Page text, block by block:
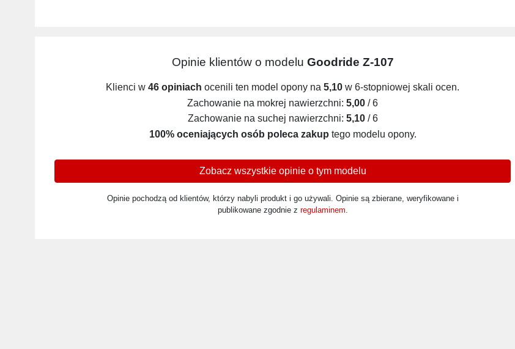
Opinie klientów o modelu Goodride Z-107
Klienci w 46 opiniach ocenili ten model opony na 5,10 w 6-stopniowej skali ocen.
Zachowanie na mokrej nawierzchni: 5,00 / 6
Zachowanie na suchej nawierzchni: 5,10/ 6
100% oceniających osób poleca zakup tego modelu opony.
Zobacz wszystkie opinie o tym modelu
Opinie pochodzą od klientów, którzy nabyli produkt i go używali. Opinie są zbierane, weryfikowane i
publikowane zgodnie z regulaminem